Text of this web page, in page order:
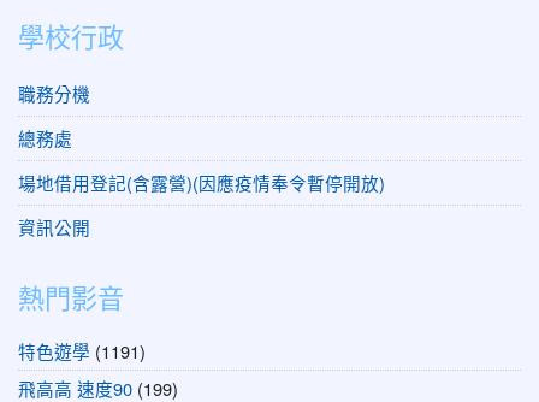
學校行政
職務分機
總務處
場地借用登記(含露營)(因應疫情奉令暫停開放)
資訊公開
熱門影音
特色遊學 (1191)
飛高高 速度90 (199)